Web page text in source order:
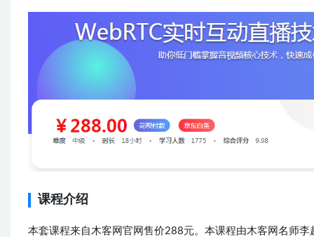
课程介绍
本套课程来自木客网官网售价288元。本课程由木客网名师